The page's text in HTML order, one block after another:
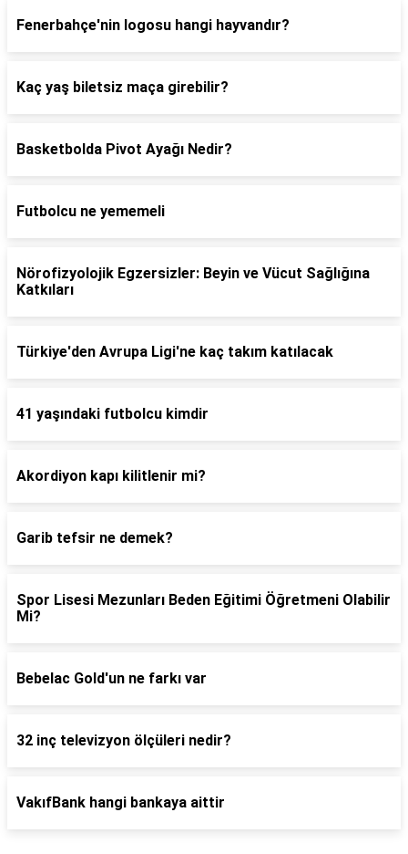
Fenerbahçe'nin logosu hangi hayvandır?
Kaç yaş biletsiz maça girebilir?
Basketbolda Pivot Ayağı Nedir?
Futbolcu ne yememeli
Nörofizyolojik Egzersizler: Beyin ve Vücut Sağlığına
Katkıları
Türkiye'den Avrupa Ligi'ne kaç takım katılacak
41 yaşındaki futbolcu kimdir
Akordiyon kapı kilitlenir mi?
Garib tefsir ne demek?
Spor Lisesi Mezunları Beden Eğitimi Öğretmeni Olabilir
Mi?
Bebelac Gold'un ne farkı var
32 inç televizyon ölçüleri nedir?
VakıfBank hangi bankaya aittir